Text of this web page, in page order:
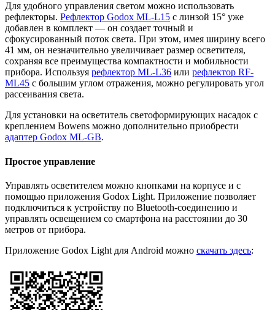
Для удобного управления светом можно использовать
рефлекторы. Рефлектор Godox ML-L15 с линзой 15° уже
добавлен в комплект — он создает точный и
сфокусированный поток света. При этом, имея ширину всего
41 мм, он незначительно увеличивает размер осветителя,
сохраняя все преимущества компактности и мобильности
прибора. Используя рефлектор ML-L36 или рефлектор RF-
ML45 с большим углом отражения, можно регулировать угол
рассеивания света.
Для установки на осветитель светоформирующих насадок с
креплением Bowens можно дополнительно приобрести
адаптер Godox ML-GB.
Простое управление
Управлять осветителем можно кнопками на корпусе и с
помощью приложения Godox Light. Приложение позволяет
подключиться к устройству по Bluetooth-соединению и
управлять освещением со смартфона на расстоянии до 30
метров от прибора.
Приложение Godox Light для Android можно скачать здесь: